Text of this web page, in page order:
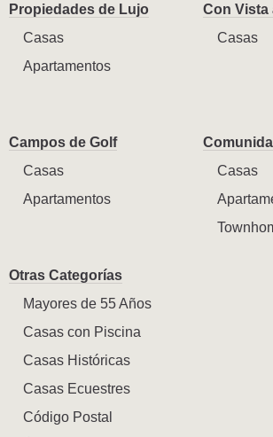
Propiedades de Lujo
Casas
Apartamentos
Con Vista
Casas
Campos de Golf
Casas
Apartamentos
Casas
Otras Categorías
Mayores de 55 Años
Casas con Piscina
Casas Históricas
Casas Ecuestres
Código Postal